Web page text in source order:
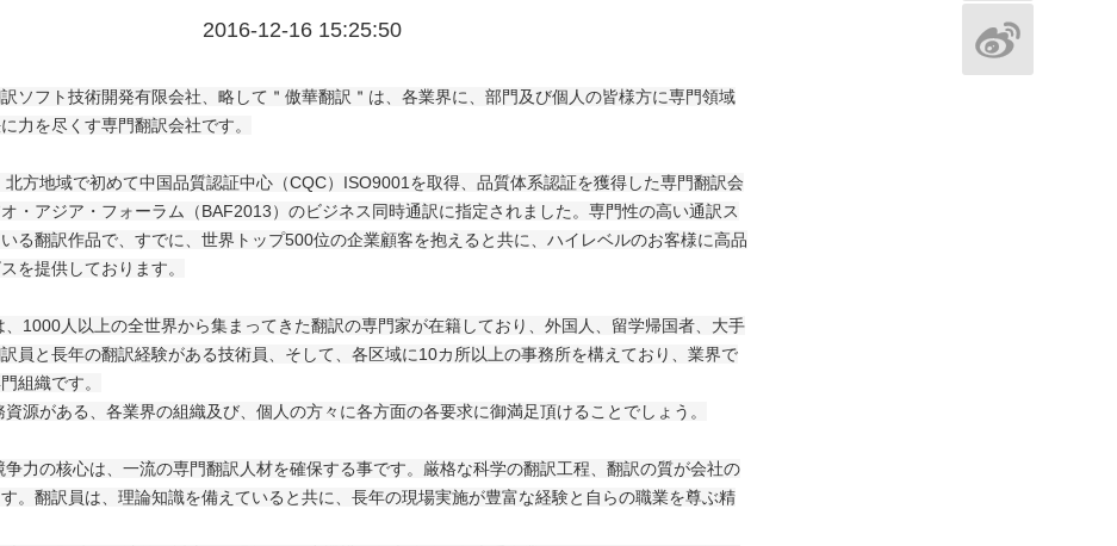
2016-12-16 15:25:50
ソフト技術開発有限会社、略して＂傲華翻訳＂は、各業界に、部門及び個人の皆様方に専門領域
力を尽くす専門翻訳会社です。
地域で初めて中国品質認証中心（CQC）ISO9001を取得、品質体系認証を獲得した専門翻訳会
・アジア・フォーラム（BAF2013）のビジネス同時通訳に指定されました。専門性の高い通訳ス
る翻訳作品で、すでに、世界トップ500位の企業顧客を抱えると共に、ハイレベルのお客様に高品
を提供しております。
人以上の全世界から集まってきた翻訳の専門家が在籍しており、外国人、留学帰国者、大手
員と長年の翻訳経験がある技術員、そして、各区域に10カ所以上の事務所を構えており、業界で
組織です。
がある、各業界の組織及び、個人の方々に各方面の各要求に御満足頂けることでしょう。
の核心は、一流の専門翻訳人材を確保する事です。厳格な科学の翻訳工程、翻訳の質が会社の
。翻訳員は、理論知識を備えていると共に、長年の現場実施が豊富な経験と自らの職業を尊ぶ精
